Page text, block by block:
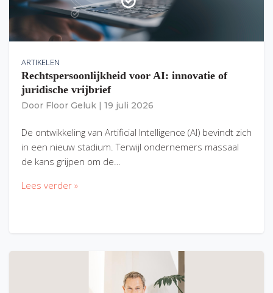
ARTIKELEN
Rechtspersoonlijkheid voor AI: innovatie of
juridische vrijbrief
Door Floor Geluk 19 juli 2026
De ontwikkeling van Artificial Intelligence (AI) bevindt zich
in een nieuw stadium. Terwijl ondernemers massaal
de kans grijpen om de…
Lees verder »